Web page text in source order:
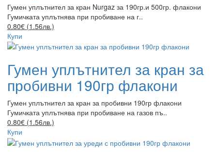
Гумен уплътнител за кран Nurgaz за 190гр.и 500гр. флакони
Гумичката уплътнява при пробиване на г..
0.80€ (1.56лв.)
Купи
Гумен уплътнител за кран за
пробивни 190гр флакони
Гумен уплътнител за кран за пробивни 190гр флакони
Гумичката уплътнява при пробиване на газов пъ..
0.80€ (1.56лв.)
Купи